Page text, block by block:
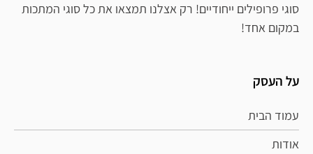
סוגי פרופילים ייחודיים! רק אצלנו תמצאו את כל סוגי המתכות
במקום אחד!
על העסק
עמוד הבית
אודות